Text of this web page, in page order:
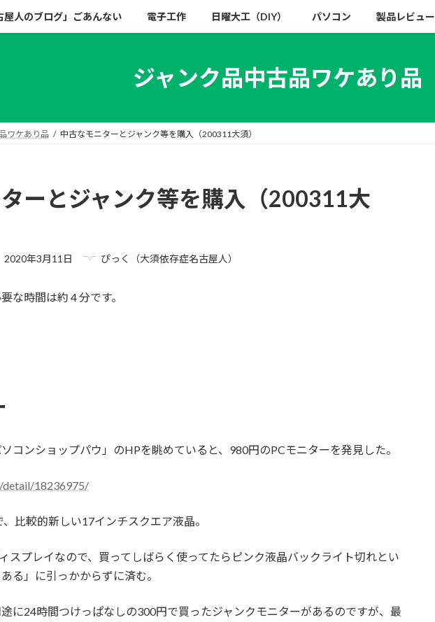
屋人のブログ」ごあんない 電子工作 日曜大工（DIY） パソコン 製品レビュー
ジャンク品中古品ワケあり品
ワケあり品 中古なモニターとジャンク等を購入（200311大須）
ーとジャンク等を購入（200311大
最
新
2020年3月11日 ぴっく（大須依存症名古屋人）
な時間は約 4 分です。
コンショップパウ」のHPを眺めていると、980円のPCモニターを発見した。
detail/18236975/
比較的新しい17インチスクエア液晶。
スプレイなので、買ってしばらく使ってたらピンク液晶バックライト切れとい
る」に引っかからずに済む。
に24時間つけっぱなしの300円で買ったジャンクモニターがあるのですが、最